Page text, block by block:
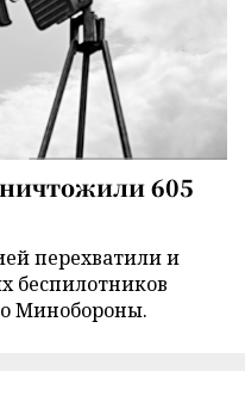
605
перехватили и
беспилотников
Минобороны.